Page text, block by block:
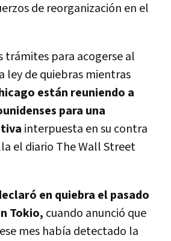
de reorganización en el
trámites para acogerse al
ley de quiebras mientras
están reuniendo a
para una
interpuesta en su contra
el diario The Wall Street
en quiebra el pasado
Tokio, cuando anunció que
mes había detectado la